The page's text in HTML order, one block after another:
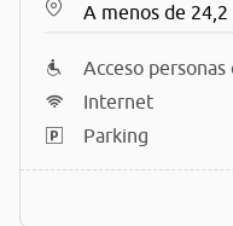
A menos de 24,2
Acceso
Internet
Parking